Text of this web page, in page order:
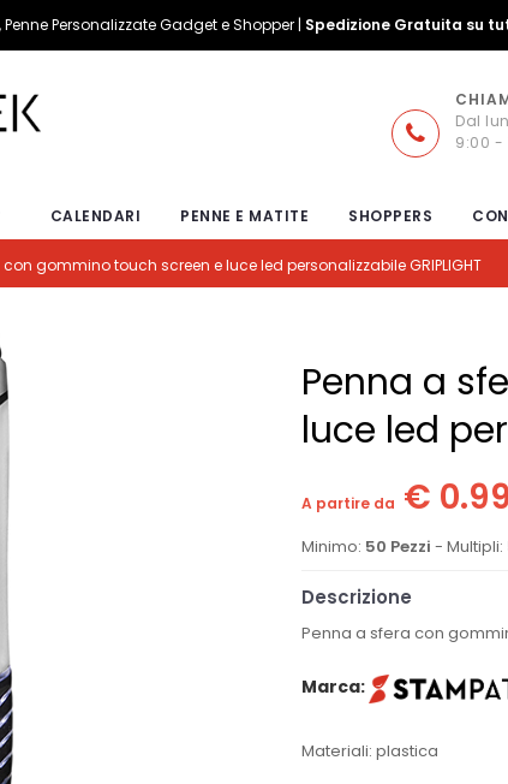
Personalizzate Gadget e Shopper | Spedizione Gratuita su
Dal
9:00 -
CALENDARI PENNE E MATITE SHOPPERS
gommino touch screen e luce led personalizzabile GRIPLIGHT
Penna a
luce led
A partire da € 0.99
Minimo: 50 Pezzi - Multipli:
Descrizione
Penna a sfera con
Marca:
Materiali: plastica